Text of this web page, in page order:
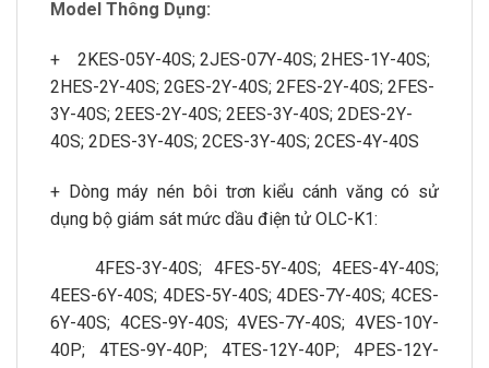
Model Thông Dụng:
+ 2KES-05Y-40S; 2JES-07Y-40S; 2HES-1Y-40S;
2HES-2Y-40S; 2GES-2Y-40S; 2FES-2Y-40S; 2FES-
3Y-40S; 2EES-2Y-40S; 2EES-3Y-40S; 2DES-2Y-
40S; 2DES-3Y-40S; 2CES-3Y-40S; 2CES-4Y-40S
+ Dòng máy nén bôi trơn kiểu cánh văng có sử
dụng bộ giám sát mức dầu điện tử OLC-K1:
4FES-3Y-40S; 4FES-5Y-40S; 4EES-4Y-40S;
4EES-6Y-40S; 4DES-5Y-40S; 4DES-7Y-40S; 4CES-
6Y-40S; 4CES-9Y-40S; 4VES-7Y-40S; 4VES-10Y-
40P; 4TES-9Y-40P; 4TES-12Y-40P; 4PES-12Y-